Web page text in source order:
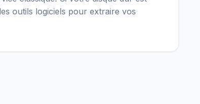
outils logiciels pour extraire vos